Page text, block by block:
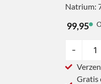
Natrium:
99,95
-
Gratis